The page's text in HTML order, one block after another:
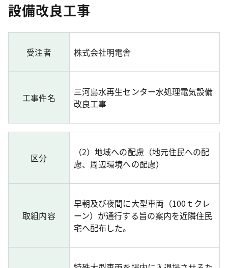
設備改良工事
受注者 株式会社明電舎
工事件名
三河島水再生センター水処理電気設備
改良工事
区分
（2）地域への配慮（地元住民への配
慮、周辺環境への配慮）
取組内容
早朝及び夜間に大型車両（100ｔクレ
ーン）が通行する旨の案内を近隣住民
宅へ配布した。